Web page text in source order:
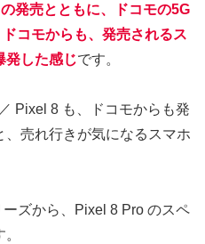
発売とともに、ドコモの5G
コモからも、発売されるス
発した感じです。
Pixel 8 も、ドコモからも発
売れ行きが気になるスマホ
ズから、Pixel 8 Pro のスペ